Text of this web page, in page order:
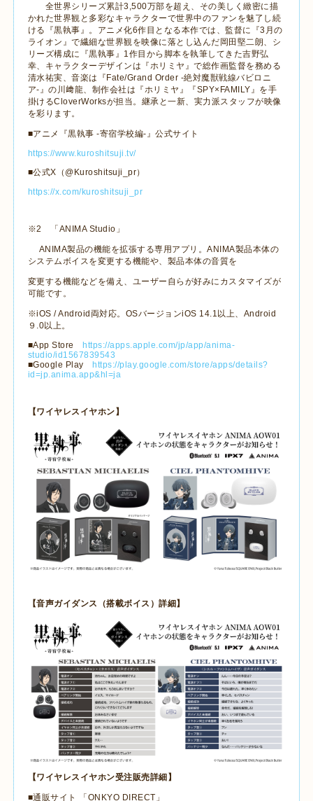
全世界シリーズ累計3,500万部を超え、その美しく緻密に描
かれた世界観と多彩なキャラクターで世界中のファンを魅了し続
ける『黒執事』。アニメ化6作目となる本作では、監督に『3 月の
ライオン』で繊細な世界観を映像に落とし込んだ岡田堅二朗、シ
リーズ構成に『黒執事』 1作目から脚本を執筆してきた吉野弘
幸、キャラクターデザインは『ホリミヤ』で総作画監督を務める
清水祐実、音楽は『 Fate/Grand Order -絶対魔獣戦線バビロニ
ア-』の川﨑龍、制作会社は『ホリミヤ』『SPY× FAMILY』を手
掛けるCloverWorksが担当。継承と一新、実力派スタッフが映像
を彩ります。
■アニメ『黒執事 -寄宿学校編-』公式サイト
https://www.kuroshitsuji.tv/
■公式X （ @Kuroshitsuji_pr）
https://x.com/kuroshitsuji_pr
※2 「 ANIMA Studio 」
ANIMA製品の機能を拡張する専用アプリ。ANIMA製品本体の
システムボイスを変更する機能や、製品本体の音質を
変更する機能などを備え、ユーザー自らが好みにカスタマイズが
可能です。
※iOS / Android 両対応。 OSバージョンiOS 14.1 以上、 Android
９ .0以上。
■App Store
https://apps.apple.com/jp/app/anima-
studio/id1567839543
■Google Play
https://play.google.com/store/apps/details?
id=jp.anima.app&hl=ja
【ワイヤレスイヤホン】
【音声ガイダンス（搭載ボイス）詳細】
【ワイヤレスイヤホン受注販売詳細】
■通販サイト 「 ONKYO DIRECT 」